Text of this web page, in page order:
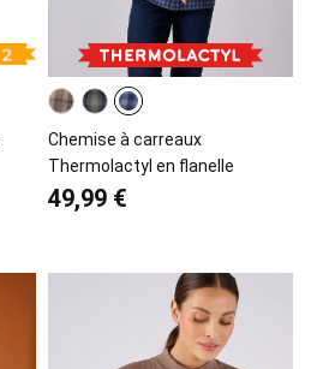
Chemise à carreaux
Thermolactyl en flanelle
49,99 €